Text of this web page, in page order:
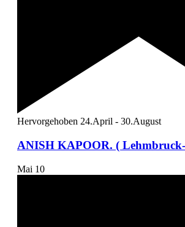
Hervorgehoben 24.April - 30.August
ANISH KAPOOR. (
Mai 10